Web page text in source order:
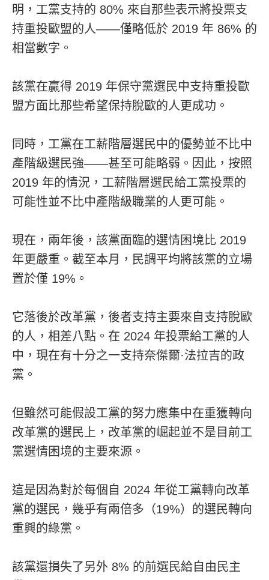
明，工黨支持的 80% 來自那些表示將投票支
持重投歐盟的人——僅略低於 2019 年 86% 的
相當數字。
該黨在贏得 2019 年保守黨選民中支持重投歐
盟方面比那些希望保持脫歐的人更成功。
同時，工黨在工薪階層選民中的優勢並不比中
產階級選民強——甚至可能略弱。因此，按照
2019 年的情況，工薪階層選民給工黨投票的
可能性並不比中產階級職業的人更可能。
現在，兩年後，該黨面臨的選情困境比 2019
年更嚴重。截至本月，民調平均將該黨的立場
置於僅 19%。
它落後於改革黨，後者支持主要來自支持脫歐
的人，相差八點。在 2024 年投票給工黨的人
中，現在有十分之一支持奈傑爾·法拉吉的政
黨。
但雖然可能假設工黨的努力應集中在重獲轉向
改革黨的選民上，改革黨的崛起並不是目前工
黨選情困境的主要來源。
這是因為對於每個自 2024 年從工黨轉向改革
黨的選民，幾乎有兩倍多（19%）的選民轉向
重興的綠黨。
該黨還損失了另外 8% 的前選民給自由民主